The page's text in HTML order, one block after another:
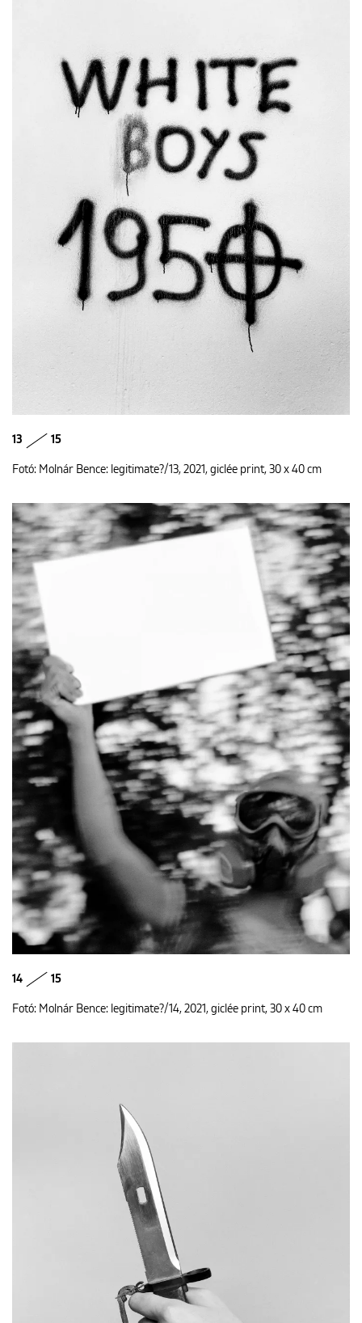
13 15
Fotó: Molnár Bence: legitimate?/13, 2021, giclée print, 30 x 40 cm
14 15
Fotó: Molnár Bence: legitimate?/14, 2021, giclée print, 30 x 40 cm